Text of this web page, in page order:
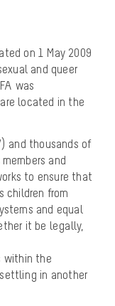
on 1 May 2009
and queer
was
located in the
and thousands of
and
to ensure that
children from
and equal
it be legally,
within the
in another